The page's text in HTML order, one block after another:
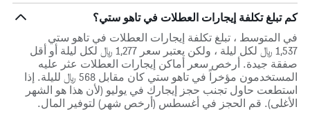
كم تبلغ تكلفة إيجارات العطلات في تاهو ستي؟
في المتوسط ، تبلغ تكلفة إيجارات العطلات في تاهو ستي
1,537 ﷼ لكل ليلة ، ولكن يعتبر سعر 1,277 ﷼ لكل ليلة أو أقل
صفقة جيدة. أرخص سعر أماكن إيجارات العطلات عثر عليه
المستخدمون مؤخراً في تاهو ستي كان مقابل 568 ﷼ لليلة. إذا
استطعت حاول تجنب حجز إيجارك في يوليو (لأن هذا هو الشهر
الأغلى). قم الحجز في أغسطس (أرخص شهر) لتوفير المال.